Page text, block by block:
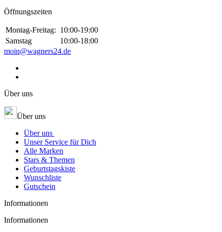
Öffnungszeiten
Montag-Freitag: 10:00-19:00
Samstag
10:00-18:00
moin@wagners24.de
Über uns
Über uns
Über uns
Unser Service für Dich
Alle Marken
Stars & Themen
Geburtstagskiste
Wunschliste
Gutschein
Informationen
Informationen